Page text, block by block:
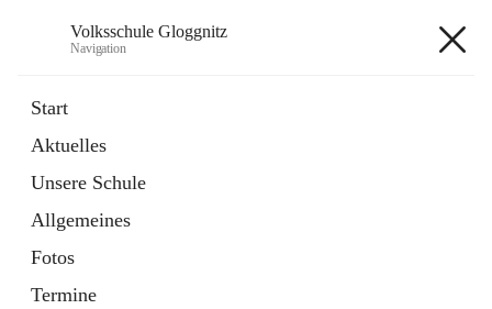
Volksschule Gloggnitz
Navigation
Start
Aktuelles
Unsere Schule
Allgemeines
Fotos
Termine
Seite
in
Tab
Elternverein
öffnet
in
neuem
Tab